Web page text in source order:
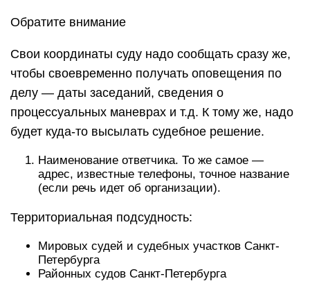
Обратите внимание
Свои координаты суду надо сообщать сразу же,
чтобы своевременно получать оповещения по
делу — даты заседаний, сведения о
процессуальных маневрах и т.д. К тому же, надо
будет куда-то высылать судебное решение.
Наименование ответчика. То же самое —
адрес, известные телефоны, точное название
(если речь идет об организации).
Территориальная подсудность:
Мировых судей и судебных участков Санкт-
Петербурга
Районных судов Санкт-Петербурга